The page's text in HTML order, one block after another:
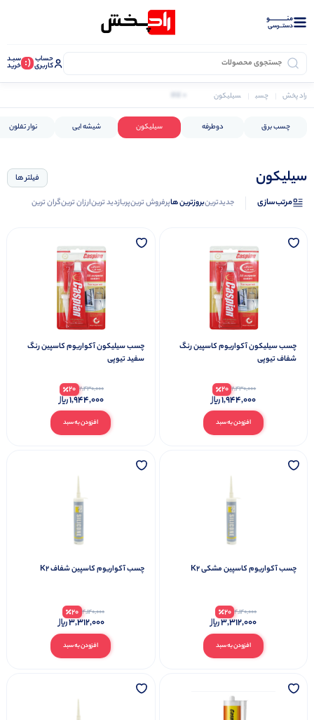
منــــــــــــو
دستــرسی
حساب
کاربری (: سبـد
خرید
راد پخش چسب سیلیکون
چسب برق دوطرفه سیلیکون شیشه ایی نوار تفلون
سیلیکون فیلتر ها
مرتب‌سازی جدیدترینبروزترین هاپرفروش ترینپربازدید ترینارزان ترینگران ترین
چسب سیلیکون آکواریوم کاسپین رنگ
شفاف تیوپی
افزودن به سبد
2,430,000
20
1,944,000
چسب سیلیکون آکواریوم کاسپین رنگ
سفید تیوپی
افزودن به سبد
2,430,000
20
1,944,000
چسب آکواریوم کاسپین مشکی K2
افزودن به سبد
4,140,000
20
3,312,000
چسب آکواریوم کاسپین شفاف K2
افزودن به سبد
4,140,000
20
3,312,000